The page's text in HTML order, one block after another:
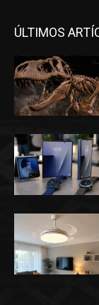
ÚLTIMOS